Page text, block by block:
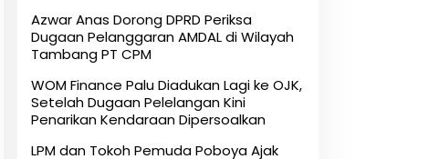
Azwar Anas Dorong DPRD Periksa
Dugaan Pelanggaran AMDAL di Wilayah
Tambang PT CPM
‎WOM Finance Palu Diadukan Lagi ke OJK,
Setelah Dugaan Pelelangan Kini
Penarikan Kendaraan Dipersoalkan ‎
LPM dan Tokoh Pemuda Poboya Ajak